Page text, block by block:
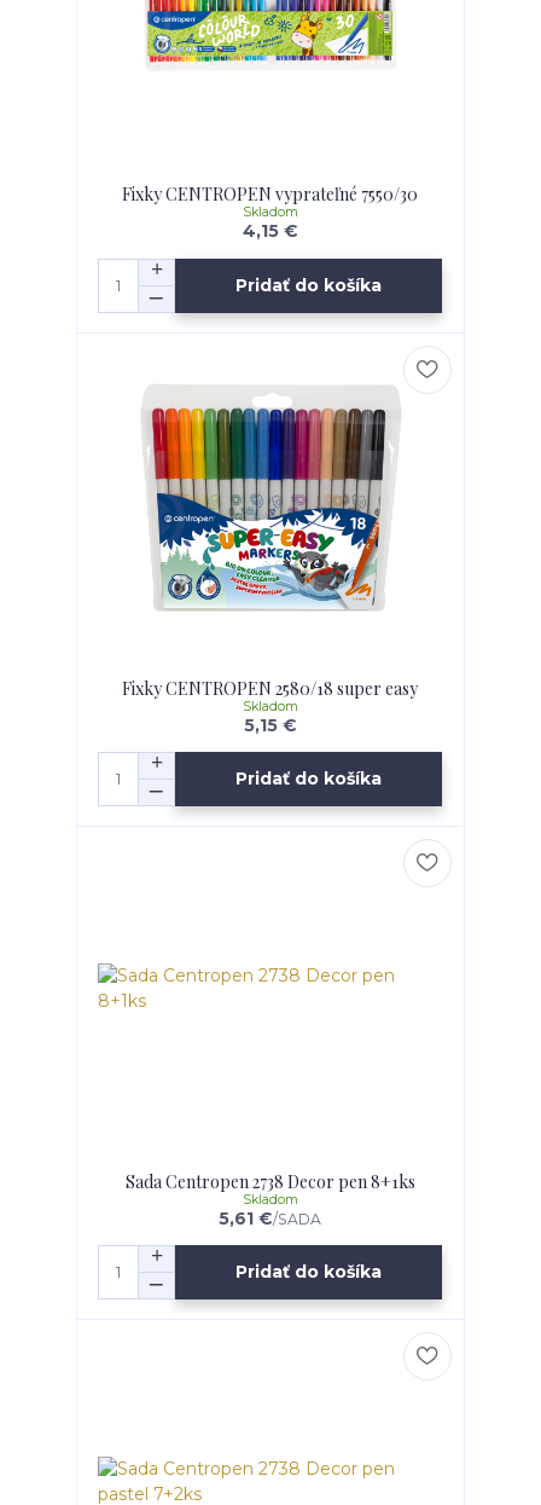
Fixky CENTROPEN vyprateľné 7550/30
4,15 €
Skladom
Pridať do košíka
Fixky CENTROPEN 2580/18 super easy
5,15 €
Skladom
Pridať do košíka
Sada Centropen 2738 Decor pen 8+1ks
5,61 €/SADA
Skladom
Pridať do košíka